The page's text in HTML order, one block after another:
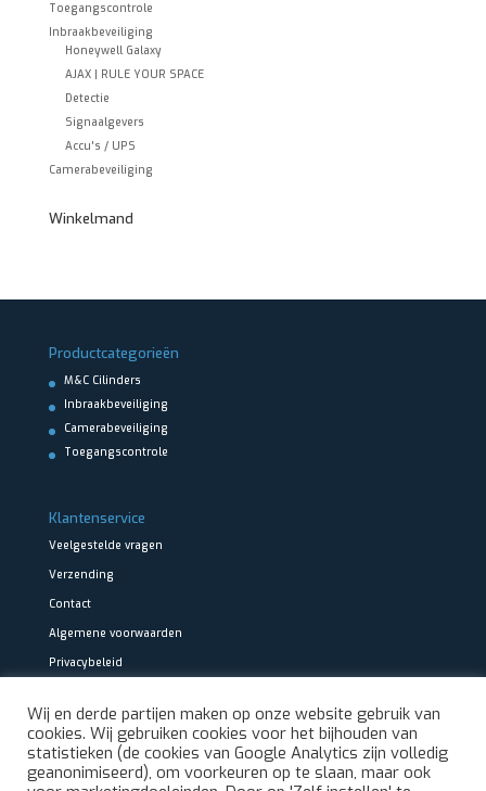
Toegangscontrole
Inbraakbeveiliging
Honeywell Galaxy
AJAX | RULE YOUR SPACE
Detectie
Signaalgevers
Accu's / UPS
Camerabeveiliging
Winkelmand
Productcategorieën
M&C Cilinders
Inbraakbeveiliging
Camerabeveiliging
Toegangscontrole
Klantenservice
Veelgestelde vragen
Verzending
Contact
Algemene voorwaarden
Privacybeleid
Wij en derde partijen maken op onze website gebruik van
cookies. Wij gebruiken cookies voor het bijhouden van
statistieken (de cookies van Google Analytics zijn volledig
geanonimiseerd), om voorkeuren op te slaan, maar ook